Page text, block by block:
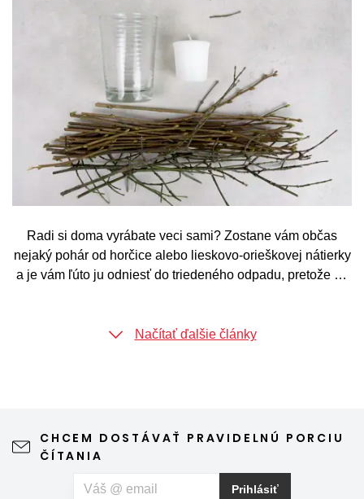
Radi si doma vyrábate veci sami? Zostane vám občas
nejaký pohár od horčice alebo lieskovo-orieškovej nátierky
a je vám ľúto ju odniesť do triedeného odpadu, pretože sa
Načítať ďalšie články
CHCEM DOSTÁVAŤ PRAVIDELNÚ PORCIU
ČÍTANIA
Prihlásiť